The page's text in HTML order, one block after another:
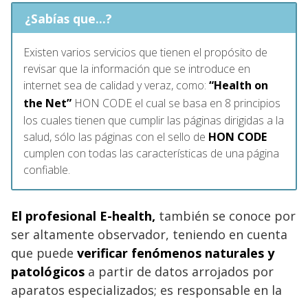
¿Sabías que...?
Existen varios servicios que tienen el propósito de
revisar que la información que se introduce en
internet sea de calidad y veraz, como: “Health on
the Net” HON CODE ​ el cual se basa en 8 principios
los cuales tienen que cumplir las páginas dirigidas a la
salud, sólo las páginas con el sello de HON CODE
cumplen con todas las características de una página
confiable.
El profesional E-health, también se conoce por
ser altamente observador, teniendo en cuenta
que puede verificar fenómenos naturales y
patológicos a partir de datos arrojados por
aparatos especializados; es responsable en la